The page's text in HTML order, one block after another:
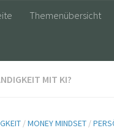
Themenübersicht
MIT KI?
/MONEY MINDSET /